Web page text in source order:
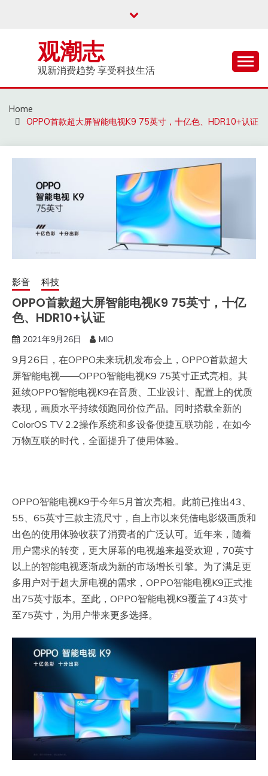
观潮志
观新消费趋势 享受科技生活
Home
OPPO首款超大屏智能电视K9 75英寸，十亿色、HDR10+认证
影音 科技
OPPO首款超大屏智能电视K9 75英寸，十亿
色、HDR10+认证
2021年9月26日 MIO
9月26日，在OPPO未来玩机发布会上，OPPO首款超大
屏智能电视——OPPO智能电视K9 75英寸正式亮相。其
延续OPPO智能电视K9在音质、工业设计、配置上的优质
表现，画质水平持续领跑同价位产品。同时搭载全新的
ColorOS TV 2.2操作系统和多设备便捷互联功能，在如今
万物互联的时代，全面提升了使用体验。
OPPO智能电视K9于今年5月首次亮相。此前已推出43、
55、65英寸三款主流尺寸，自上市以来凭借电影级画质和
出色的使用体验收获了消费者的广泛认可。近年来，随着
用户需求的转变，更大屏幕的电视越来越受欢迎，70英寸
以上的智能电视逐渐成为新的市场增长引擎。为了满足更
多用户对于超大屏电视的需求，OPPO智能电视K9正式推
出75英寸版本。至此，OPPO智能电视K9覆盖了43英寸
至75英寸，为用户带来更多选择。